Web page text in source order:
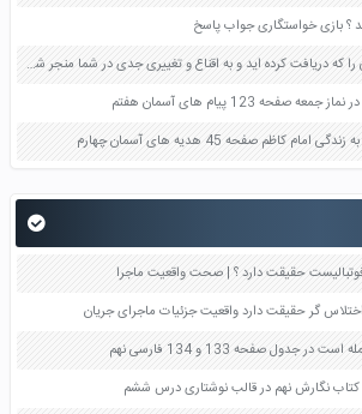
؟ بازی خواستگاری جواب پاسخ
یکی از موثرترین پیام هایی را که دریافت کرده اید و به اقناع و تغییری جدی در شما منجر شده است برسی کنید و علت این تاثیر گذاری قابل توجه را بنویسید صفحه 52 تفکر و سواد رسانه ای دهم
123 پیام های آسمان هفتم
کاظم صفحه 45 هدیه های آسمان چهارم
حقیقت دارد ؟ | صحت واقعیت ماجرا
گر حقیقت دارد واقعیت جزئیات ماجرای جریان
جدول صفحه 133 و 134 فارسی نهم